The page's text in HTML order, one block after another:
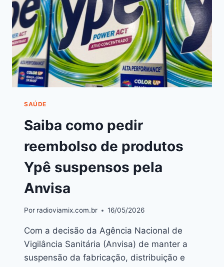
SAÚDE
Saiba como pedir
reembolso de produtos
Ypê suspensos pela
Anvisa
Por radioviamix.com.br 16/05/2026
Com a decisão da Agência Nacional de
Vigilância Sanitária (Anvisa) de manter a
suspensão da fabricação, distribuição e